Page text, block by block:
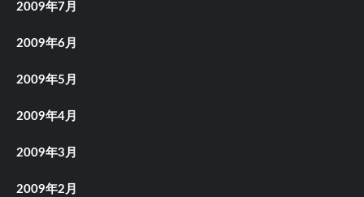
2009年7月
2009年6月
2009年5月
2009年4月
2009年3月
2009年2月